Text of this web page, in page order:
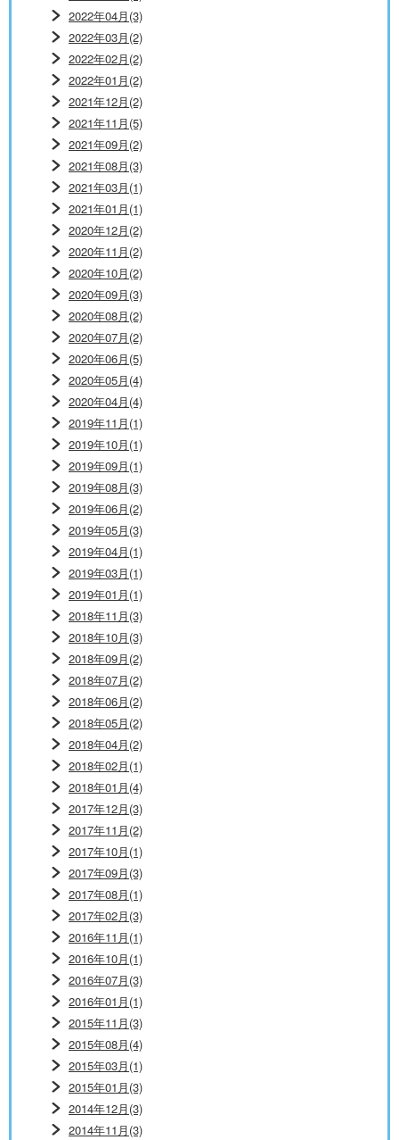
2022年04月(3)
2022年03月(2)
2022年02月(2)
2022年01月(2)
2021年12月(2)
2021年11月(5)
2021年09月(2)
2021年08月(3)
2021年03月(1)
2021年01月(1)
2020年12月(2)
2020年11月(2)
2020年10月(2)
2020年09月(3)
2020年08月(2)
2020年07月(2)
2020年06月(5)
2020年05月(4)
2020年04月(4)
2019年11月(1)
2019年10月(1)
2019年09月(1)
2019年08月(3)
2019年06月(2)
2019年05月(3)
2019年04月(1)
2019年03月(1)
2019年01月(1)
2018年11月(3)
2018年10月(3)
2018年09月(2)
2018年07月(2)
2018年06月(2)
2018年05月(2)
2018年04月(2)
2018年02月(1)
2018年01月(4)
2017年12月(3)
2017年11月(2)
2017年10月(1)
2017年09月(3)
2017年08月(1)
2017年02月(3)
2016年11月(1)
2016年10月(1)
2016年07月(3)
2016年01月(1)
2015年11月(3)
2015年08月(4)
2015年03月(1)
2015年01月(3)
2014年12月(3)
2014年11月(3)